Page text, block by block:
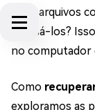
Seus arquivos
acessá-los?
no computador
Como
exploramos as